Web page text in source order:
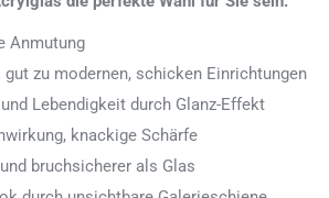
Anmutung
zu modernen, schicken Einrichtungen
Lebendigkeit durch Glanz-Effekt
knackige Schärfe
bruchsicherer als Glas